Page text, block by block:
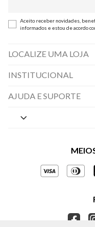
Aceito receber novidades,
informados e estou de acordo
LOCALIZE UMA LOJA
INSTITUCIONAL
Nossas Lojas
Políticas de Privacidade
Gestão de Privacidade
Ética e Sustentabilidade
Seja um Revendedor
AJUDA E SUPORTE
Central de Preferências
Perguntas frequentes
Regulamentos e